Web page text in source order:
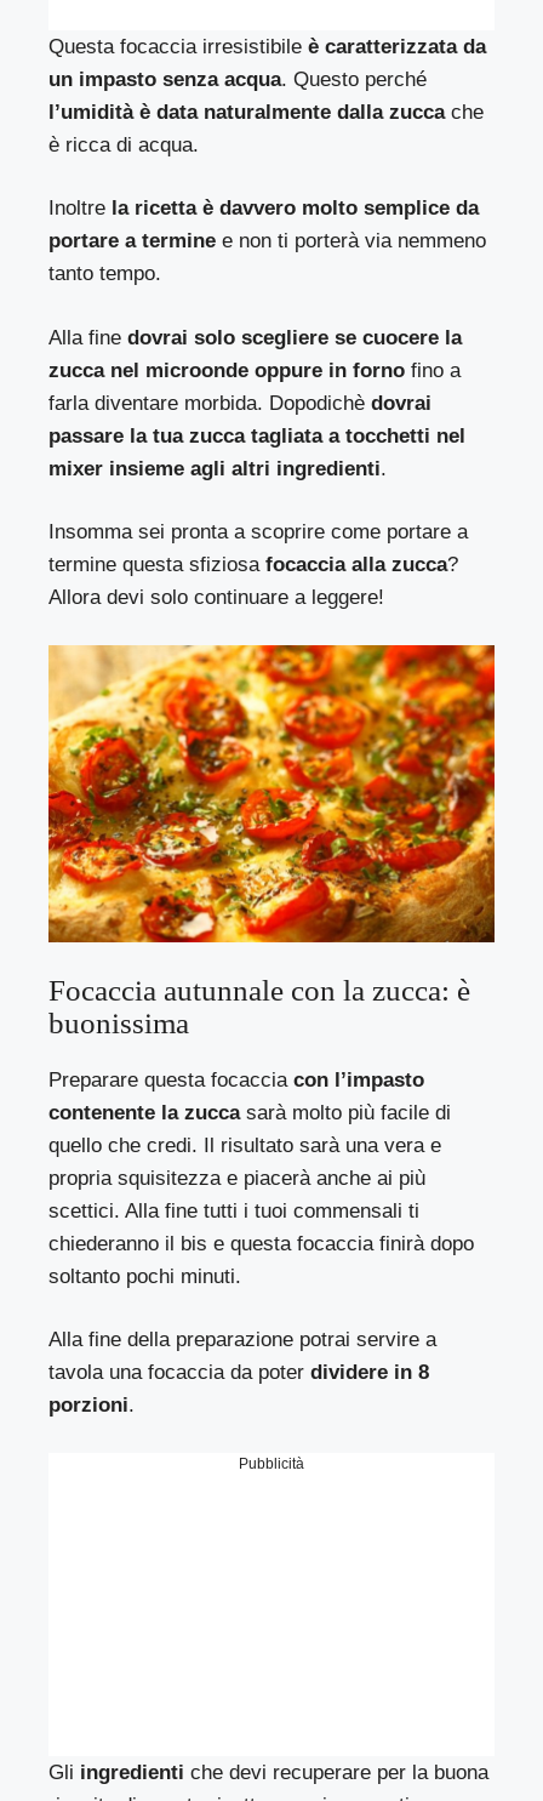
Questa focaccia irresistibile è caratterizzata da
un impasto senza acqua. Questo perché
l’umidità è data naturalmente dalla zuccache
è ricca di acqua.
Inoltre la ricetta è davvero molto semplice da
portare a termine e non ti porterà via nemmeno
tanto tempo.
Alla finedovrai solo scegliere se cuocere la
zucca nel microonde oppure in forno fino a
farla diventare morbida. Dopodichèdovrai
passare la tua zucca tagliata a tocchetti nel
mixer insieme agli altri ingredienti.
Insomma sei pronta a scoprire come portare a
termine questa sfiziosafocaccia alla zucca?
Allora devi solo continuare a leggere!
Focaccia autunnale con la zucca: è
buonissima
Preparare questa focacciacon l’impasto
contenente la zuccasarà molto più facile di
quello che credi. Il risultato sarà una vera e
propria squisitezza e piacerà anche ai più
scettici. Alla fine tutti i tuoi commensali ti
chiederanno il bis e questa focaccia finirà dopo
soltanto pochi minuti.
Alla fine della preparazione potrai servire a
tavola una focaccia da poter dividere in 8
porzioni.
Pubblicità
Gli ingredienti che devi recuperare per la buona